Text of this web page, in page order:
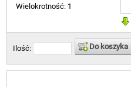
Wielokrotność: 1
Ilość: Do koszyka